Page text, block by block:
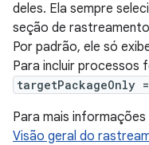
deles. Ela sempre
seção de
Por padrão, ele só
Para incluir processos
targetPackageOnly
Para mais
Visão geral do